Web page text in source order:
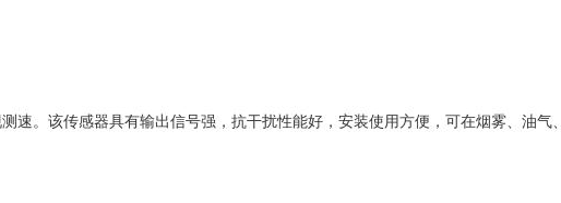
速。该传感器具有输出信号强，抗干扰性能好，安装使用方便，可在烟雾、油气